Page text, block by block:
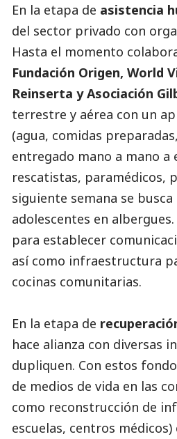
En la etapa de asistencia
del sector privado con
Hasta el momento
Fundación Origen, World
Reinserta y Asociación
terrestre y aérea con un
(agua, comidas
entregado mano a mano a
rescatistas, paramédicos,
siguiente semana se
adolescentes en
para establecer
así como infraestructura
cocinas comunitarias.
En la etapa de
hace alianza con diversas
dupliquen. Con estos
de medios de vida en las
como reconstrucción de
escuelas, centros